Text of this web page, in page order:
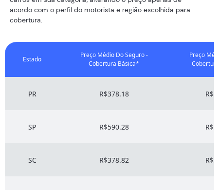
acordo com o perfil do motorista e região escolhida para
cobertura.
Estado
Preço Médio Do Seguro -
Cobertura Básica*
Preço
PR R$378.18
SP R$590.28
SC R$378.82